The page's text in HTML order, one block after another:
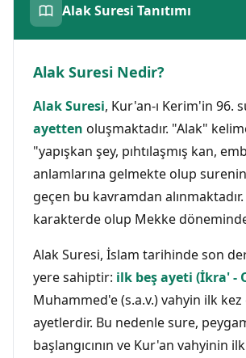
Alak Suresi Tanıtımı
Alak Suresi Nedir?
Alak Suresi, Kur'an-ı Kerim'in 96.
ayetten oluşmaktadır. "Alak"
"yapışkan şey, pıhtılaşmış kan,
anlamlarına gelmekte olup
geçen bu kavramdan
karakterde olup Mekke
Alak Suresi, İslam tarihinde son
yere sahiptir: ilk beş ayeti (İkra' -
Muhammed'e (s.a.v.) vahyin ilk
ayetlerdir. Bu nedenle sure,
başlangıcının ve Kur'an vahyinin